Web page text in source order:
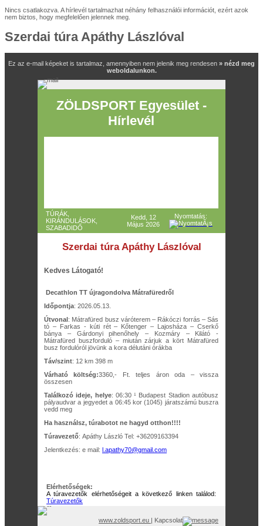
Nincs csatlakozva. A hírlevél tartalmazhat néhány felhasználói információt, ezért azok
nem biztos, hogy megfelelően jelennek meg.
Szerdai túra Apáthy Lászlóval
Ez az e-mail képeket is tartalmaz, amennyiben nem jelenik meg rendesen » nézd meg
weboldalunkon.
ZÖLDSPORT Egyesület -
Hírlevél
TÚRÁK,
KIRÁNDULÁSOK,
SZABADIDŐ
Kedd, 12
Május 2026
Nyomtatás:
Szerdai túra Apáthy Lászlóval
Kedves Látogató!
Decathlon TT újragondolva Mátrafüredről
Időpontja: 2026.05.13.
Útvonal : Mátrafüred busz váróterem – Rákóczi forrás – Sás
tó – Farkas - kúti rét – Kőtenger – Lajosháza – Cserkő
bánya – Gárdonyi pihenőhely – Kozmáry – Kilátó -
Mátrafüred buszforduló – miután zárjuk a kört Mátrafüred
busz fordulóról jövünk a kora délutáni órákba
Táv/szint: 12 km 398 m
Várható költség:3360,- Ft. teljes áron oda – vissza
összesen
Találkozó ideje, helye: 06:30 ¹ Budapest Stadion autóbusz
pályaudvar a jegyedet a 06:45 kor (1045) járatszámú buszra
vedd meg
Ha használsz, túrabotot ne hagyd otthon!!!!
Túravezető: Apáthy László Tel: +36209163394
Jelentkezés: e mail: l.apathy70@gmail.com
Elérhetőségek:
A túravezetők elérhetőségeit a következő linken találod:
Túravezetők
www.zoldsport.eu | Kapcsolat